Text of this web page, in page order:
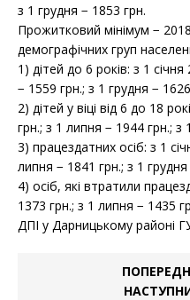
з 1 грудня − 1853 грн.
Прожитковий мінімум −
демографічних груп
1) дітей до 6 років: з 1
− 1559 грн.; з 1 грудня −
2) дітей у віці від 6 до 18
грн.; з 1 липня − 1944 грн.; з
3) працездатних осіб: з 1
липня − 1841 грн.; з 1
4) осіб, які втратили
1373 грн.; з 1 липня − 1435
ДПІ у Дарницькому районі